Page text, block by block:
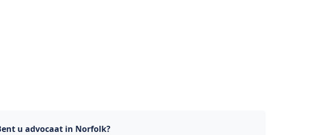
u advocaat in Norfolk?